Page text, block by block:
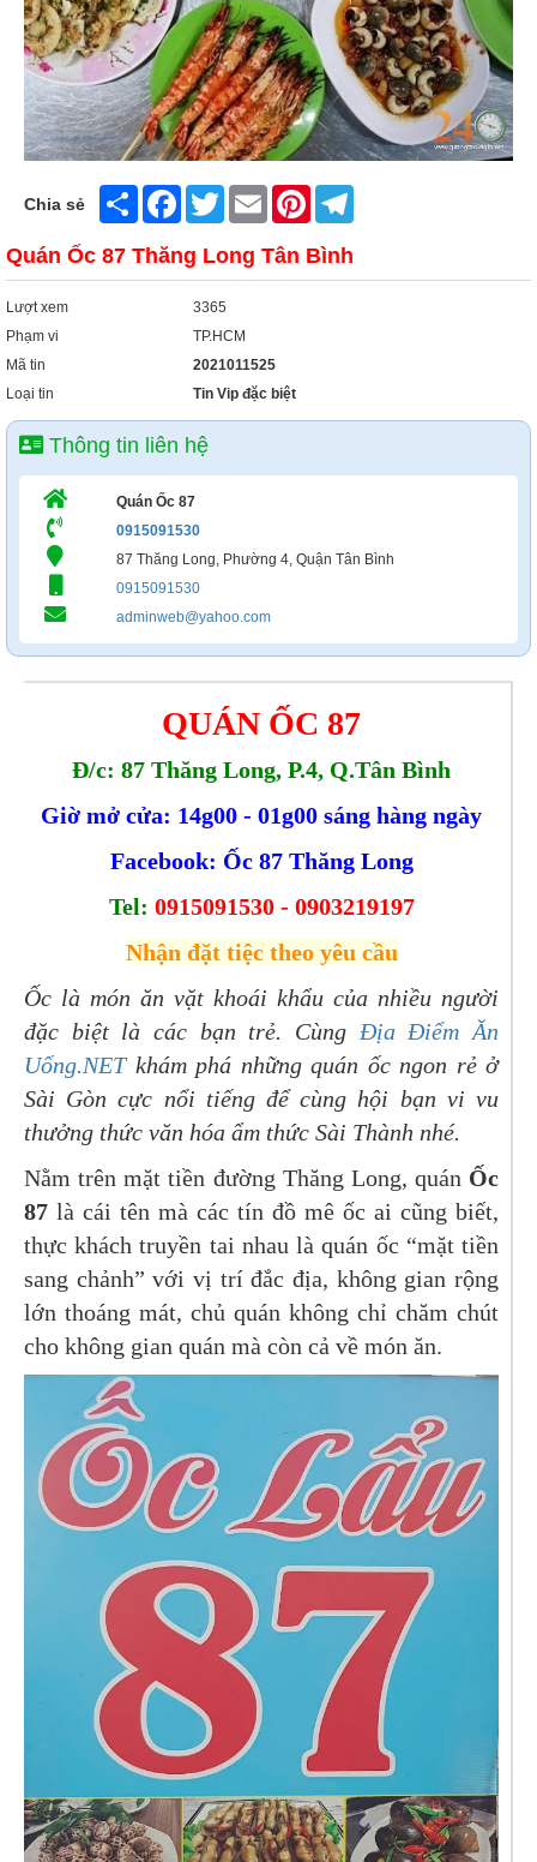
Xây Dựng
Tổng Hợp
Chia sẻ Share FacebookTwitter Email Pinterest
Quán Ốc 87 Thăng Long Tân Bình
Lượt xem
3365
Phạm vi
TP.HCM
Mã tin
2021011525
Loại tin
Tin Vip đặc biệt
Thông tin liên hệ
Quán Ốc 87
0915091530
87 Thăng Long, Phường 4, Quận Tân Bình
0915091530
adminweb@yahoo.com
QUÁN ỐC 87
Đ/c: 87 Thăng Long, P.4, Q.Tân Bình
Giờ mở cửa: 14g00 - 01g00 sáng hàng ngày
Facebook: Ốc 87 Thăng Long
Tel: 0915091530 - 0903219197
Nhận đặt tiệc theo yêu cầu
Ốc là món ăn vặt khoái khẩu của nhiều người
đặc biệt là các bạn trẻ. Cùng Địa Điểm Ăn
Uống.NETkhám phá những quán ốc ngon rẻ ở
Sài Gòn cực nổi tiếng để cùng hội bạn vi vu
thưởng thức văn hóa ẩm thức Sài Thành nhé.
Nằm trên mặt tiền đường Thăng Long, quán Ốc
87 là cái tên mà các tín đồ mê ốc ai cũng biết,
thực khách truyền tai nhau là quán ốc “mặt tiền
sang chảnh” với vị trí đắc địa, không gian rộng
lớn thoáng mát, chủ quán không chỉ chăm chút
cho không gian quán mà còn cả về món ăn.